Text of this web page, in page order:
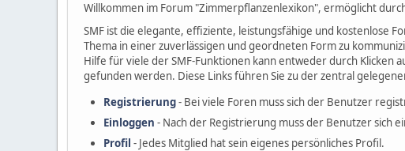
Willkommen im Forum "Zimmerpflanzenlexikon", ermöglicht
SMF ist die elegante, effiziente, leistungsfähige und kostenlose
Thema in einer zuverlässigen und geordneten Form zu
Hilfe für viele der SMF-Funktionen kann entweder durch Klicken
gefunden werden. Diese Links führen Sie zu der zentral
Registrierung- Bei viele Foren muss sich der Benutzer
Einloggen - Nach der Registrierung muss der Benutzer sich
Profil - Jedes Mitglied hat sein eigenes persönliches Profil.